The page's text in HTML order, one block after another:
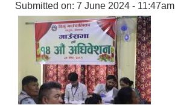
Submitted on: 7 June 2024 - 11:47am